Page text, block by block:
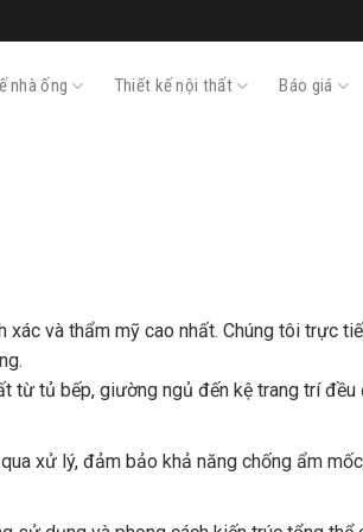
nhà ống Thiết kế nội thất Báo giá
và thẩm mỹ cao nhất. Chúng tôi trực
từ tủ bếp, giường ngủ đến kệ trang trí
xử lý, đảm bảo khả năng chống ẩm